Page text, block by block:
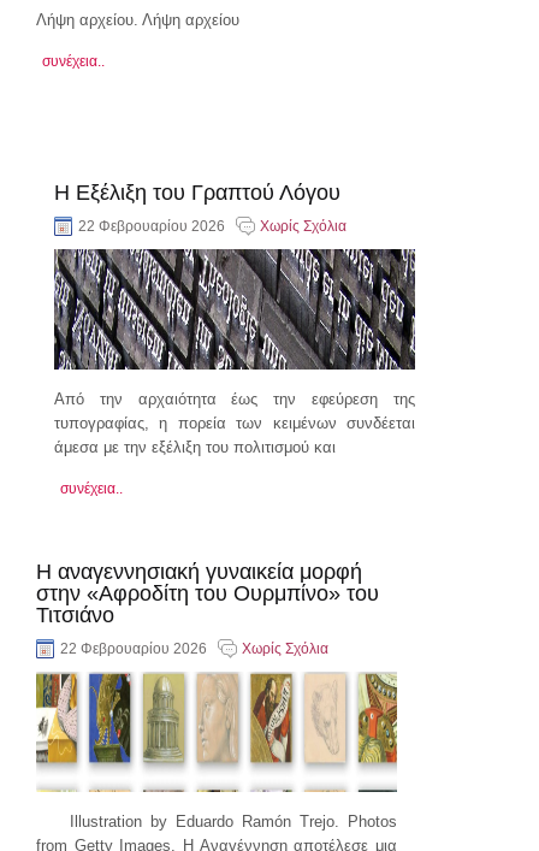
Λήψη αρχείου. Λήψη αρχείου
συνέχεια..
Η Εξέλιξη του Γραπτού Λόγου
22 Φεβρουαρίου 2026 Χωρίς Σχόλια
Από την αρχαιότητα έως την εφεύρεση της
τυπογραφίας, η πορεία των κειμένων συνδέεται
άμεσα με την εξέλιξη του πολιτισμού και
συνέχεια..
Η αναγεννησιακή γυναικεία μορφή
στην «Αφροδίτη του Ουρμπίνο» του
Τιτσιάνο
22 Φεβρουαρίου 2026 Χωρίς Σχόλια
Illustration by Eduardo Ramón Trejo. Photos
from Getty Images. Η Αναγέννηση αποτέλεσε μια